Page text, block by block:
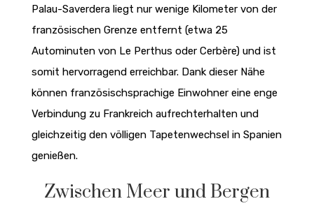
Palau-Saverdera liegt nur wenige Kilometer von der
französischen Grenze entfernt (etwa 25
Autominuten von Le Perthus oder Cerbère) und ist
somit hervorragend erreichbar. Dank dieser Nähe
können französischsprachige Einwohner eine enge
Verbindung zu Frankreich aufrechterhalten und
gleichzeitig den völligen Tapetenwechsel in Spanien
genießen.
Zwischen Meer und Bergen